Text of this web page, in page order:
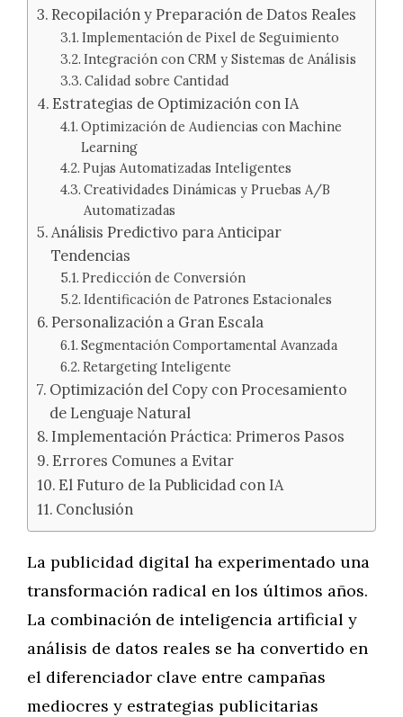
Recopilación y Preparación de Datos Reales
Implementación de Pixel de Seguimiento
Integración con CRM y Sistemas de Análisis
Calidad sobre Cantidad
Estrategias de Optimización con IA
Optimización de Audiencias con Machine
Learning
Pujas Automatizadas Inteligentes
Creatividades Dinámicas y Pruebas A/B
Automatizadas
Análisis Predictivo para Anticipar
Tendencias
Predicción de Conversión
Identificación de Patrones Estacionales
Personalización a Gran Escala
Segmentación Comportamental Avanzada
Retargeting Inteligente
Optimización del Copy con Procesamiento
de Lenguaje Natural
Implementación Práctica: Primeros Pasos
Errores Comunes a Evitar
El Futuro de la Publicidad con IA
Conclusión
La publicidad digital ha experimentado una
transformación radical en los últimos años.
La combinación de inteligencia artificial y
análisis de datos reales se ha convertido en
el diferenciador clave entre campañas
mediocres y estrategias publicitarias